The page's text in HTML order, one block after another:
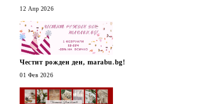
12 Апр 2026
Честит рожден ден, marabu.bg!
01 Фев 2026